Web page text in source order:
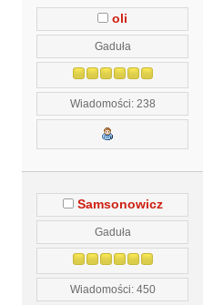
oli
Gaduła
Wiadomości: 238
Samsonowicz
Gaduła
Wiadomości: 450